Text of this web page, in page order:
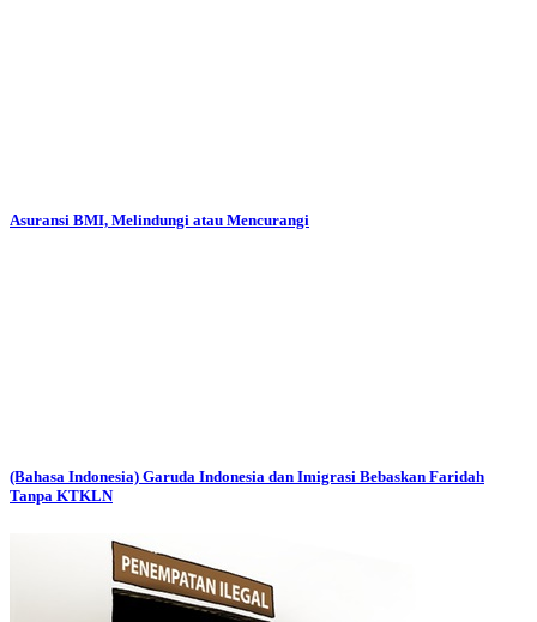
Asuransi BMI, Melindungi atau Mencurangi
(Bahasa Indonesia) Garuda Indonesia dan Imigrasi Bebaskan Faridah
Tanpa KTKLN